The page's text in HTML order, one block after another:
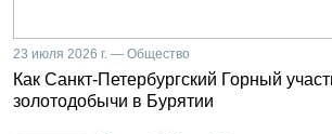
23 июля 2026 г. — Общество
Как Санкт-Петербургский Горный
золотодобычи в Бурятии